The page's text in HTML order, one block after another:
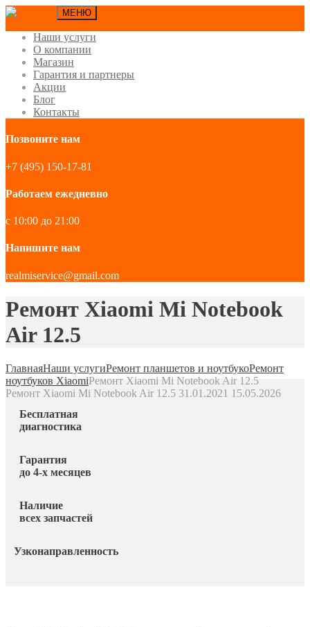
МЕНЮ
Наши услуги
О компании
Магазин
Гарантия и партнеры
Акции
Блог
Контакты
Позвоните нам
+7 (495) 150-17-81
Работаем ежедневно
с 10:00 до 21:00
Напишите нам
realmiservice@gmail.com
Ремонт Xiaomi Mi Notebook
Air 12.5
ГлавнаяНаши услугиРемонт планшетов и ноутбукоРемонт
ноутбуков XiaomiРемонт Xiaomi Mi Notebook Air 12.5
Ремонт Xiaomi Mi Notebook Air 12.5 31.01.2021 15.05.2026
Бесплатная
диагностика
Гарантия
до 4-х месяцев
Наличие
всех запчастей
Узконаправленность